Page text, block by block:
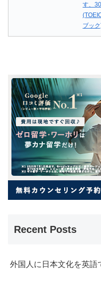
す、
ブッ
Recent Posts
外国人に日本文化を英語